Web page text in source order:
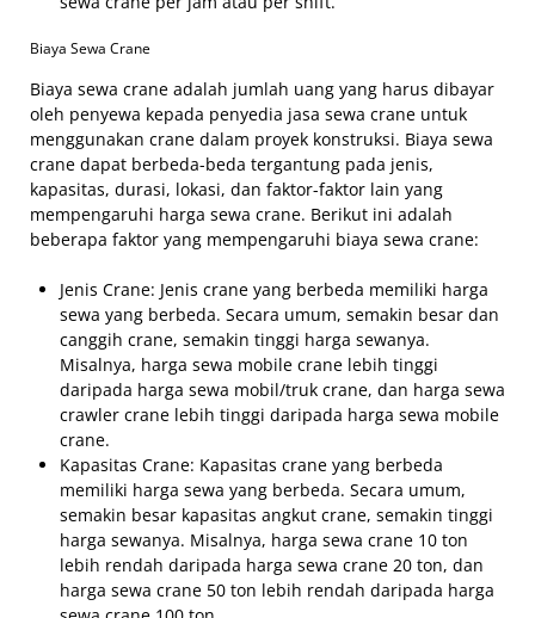
Biaya Sewa Crane
Biaya sewa crane adalah jumlah uang yang harus dibayar
oleh penyewa kepada penyedia jasa sewa crane untuk
menggunakan crane dalam proyek konstruksi. Biaya sewa
crane dapat berbeda-beda tergantung pada jenis,
kapasitas, durasi, lokasi, dan faktor-faktor lain yang
mempengaruhi harga sewa crane. Berikut ini adalah
beberapa faktor yang mempengaruhi biaya sewa crane:
Jenis Crane: Jenis crane yang berbeda memiliki harga
sewa yang berbeda. Secara umum, semakin besar dan
canggih crane, semakin tinggi harga sewanya.
Misalnya, harga sewa mobile crane lebih tinggi
daripada harga sewa mobil/truk crane, dan harga sewa
crawler crane lebih tinggi daripada harga sewa mobile
crane.
Kapasitas Crane: Kapasitas crane yang berbeda
memiliki harga sewa yang berbeda. Secara umum,
semakin besar kapasitas angkut crane, semakin tinggi
harga sewanya. Misalnya, harga sewa crane 10 ton
lebih rendah daripada harga sewa crane 20 ton, dan
harga sewa crane 50 ton lebih rendah daripada harga